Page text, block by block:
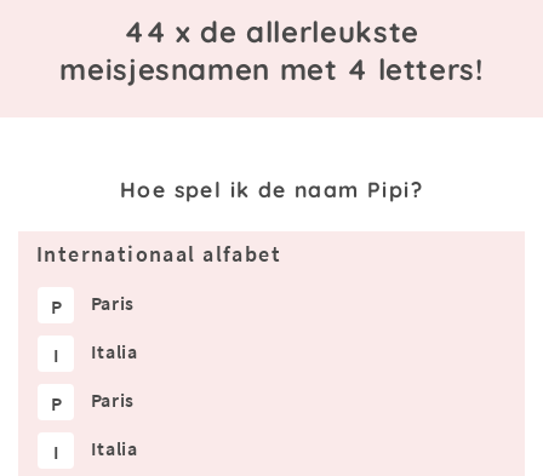
44 x de allerleukste
meisjesnamen met 4 letters!
Hoe spel ik de naam Pipi?
Internationaal alfabet
P Paris
I Italia
P Paris
I Italia